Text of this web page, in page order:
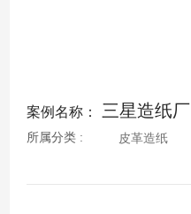
案例名称： 三星造纸厂
所属分类 : 皮革造纸